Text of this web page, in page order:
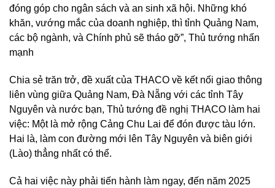
đóng góp cho ngân sách và an sinh xã hội. Những khó
khăn, vướng mắc của doanh nghiệp, thì tỉnh Quảng Nam,
các bộ ngành, và Chính phủ sẽ tháo gỡ”, Thủ tướng nhấn
mạnh
Chia sẻ trăn trở, đề xuất của THACO về kết nối giao thông
liên vùng giữa Quảng Nam, Đà Nẵng với các tỉnh Tây
Nguyên và nước bạn, Thủ tướng đề nghị THACO làm hai
việc: Một là mở rộng Cảng Chu Lai để đón được tàu lớn.
Hai là, làm con đường mới lên Tây Nguyên và biên giới
(Lào) thẳng nhất có thể.
Cả hai việc này phải tiến hành làm ngay, đến năm 2025